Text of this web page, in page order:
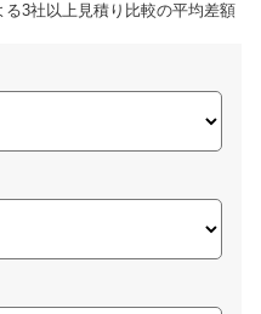
3社以上見積り比較の平均差額